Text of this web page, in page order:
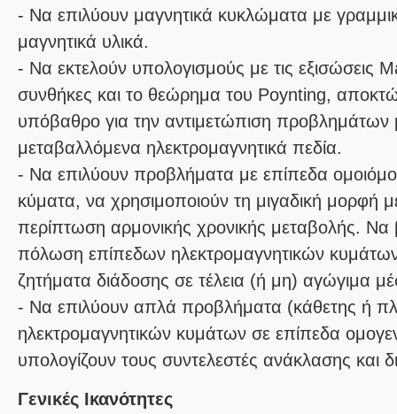
- Να επιλύουν μαγνητικά κυκλώματα με
μαγνητικά υλικά.
- Να εκτελούν υπολογισμούς με τις εξισώσεις
συνθήκες και το θεώρημα του Poynting,
υπόβαθρο για την αντιμετώπιση προβλημάτων
μεταβαλλόμενα ηλεκτρομαγνητικά πεδία.
- Να επιλύουν προβλήματα με επίπεδα
κύματα, να χρησιμοποιούν τη μιγαδική μορφή
περίπτωση αρμονικής χρονικής μεταβολής. Να
πόλωση επίπεδων ηλεκτρομαγνητικών κυμάτων
ζητήματα διάδοσης σε τέλεια (ή μη) αγώγιμα
- Να επιλύουν απλά προβλήματα (κάθετης ή
ηλεκτρομαγνητικών κυμάτων σε επίπεδα
υπολογίζουν τους συντελεστές ανάκλασης και
Γενικές Ικανότητες